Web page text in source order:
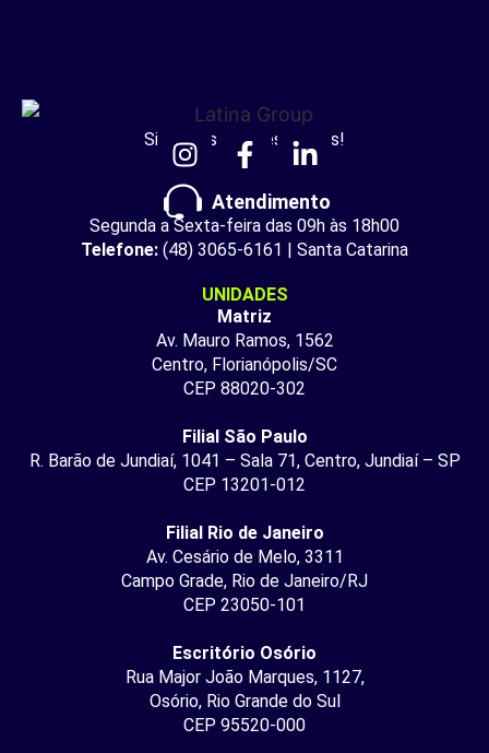
Siga nossas redes sociais!
Atendimento
Segunda a Sexta-feira das 09h às 18h00
Telefone: (48) 3065-6161 | Santa Catarina
UNIDADES
Matriz
Av. Mauro Ramos, 1562
Centro, Florianópolis/SC
CEP 88020-302
Filial São Paulo
R. Barão de Jundiaí, 1041 – Sala 71, Centro, Jundiaí – SP
CEP 13201-012
Filial Rio de Janeiro
Av. Cesário de Melo, 3311
Campo Grade, Rio de Janeiro/RJ
CEP 23050-101
Escritório Osório
Rua Major João Marques, 1127,
Osório, Rio Grande do Sul
CEP 95520-000